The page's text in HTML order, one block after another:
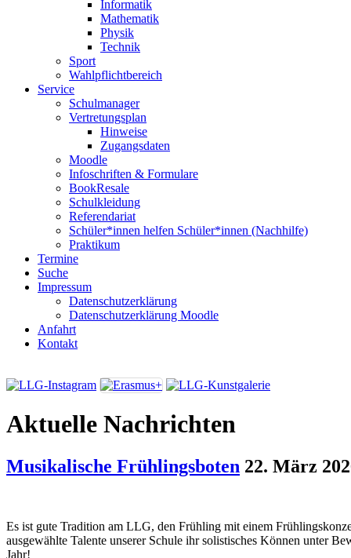
Informatik
Mathematik
Physik
Technik
Sport
Wahlpflichtbereich
Service
Schulmanager
Vertretungsplan
Hinweise
Zugangsdaten
Moodle
Infoschriften & Formulare
BookResale
Schulkleidung
Referendariat
Schüler*innen helfen Schüler*innen (Nachhilfe)
Praktikum
Termine
Suche
Impressum
Datenschutzerklärung
Datenschutzerklärung Moodle
Anfahrt
Kontakt
Aktuelle Nachrichten
Musikalische Frühlingsboten 22. März
Es ist gute Tradition am LLG, den Frühling mit einem
ausgewählte Talente unserer Schule ihr solistisches Können unter
Jahr!